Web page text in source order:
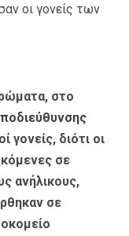
οι γονείς των
στο
γονείς, διότι οι
σε
ανήλικους,
σε